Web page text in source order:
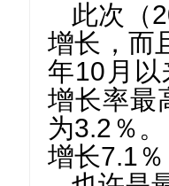
此次（
增长，而
年10月
增长率最
为3.2％
增长7.1